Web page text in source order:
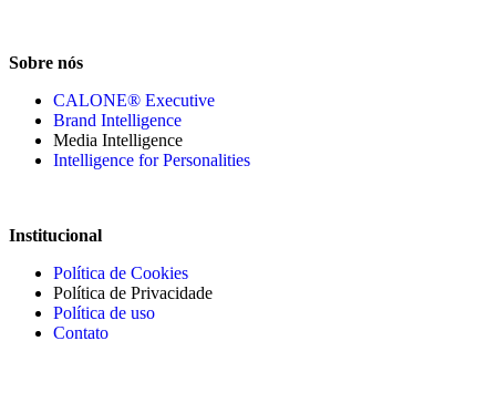
Sobre nós
CALONE® Executive
Brand Intelligence
Media Intelligence
Intelligence for Personalities
Institucional
Política de Cookies
Política de Privacidade
Política de uso
Contato